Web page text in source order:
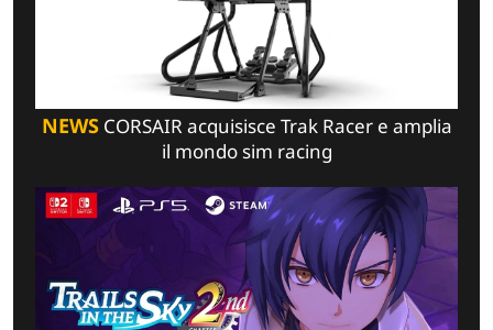
NEWSCORSAIR acquisisce Trak Racer e amplia
il mondo sim racing